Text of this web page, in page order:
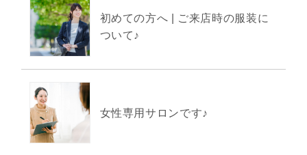
初めての方へ | ご来店時の服装に
ついて♪
女性専用サロンです♪